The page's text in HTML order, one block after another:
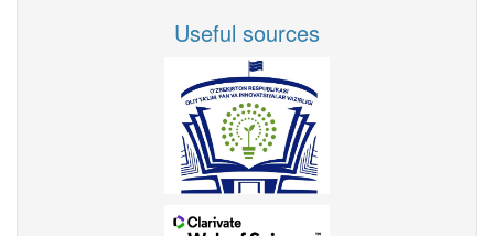
Useful sources